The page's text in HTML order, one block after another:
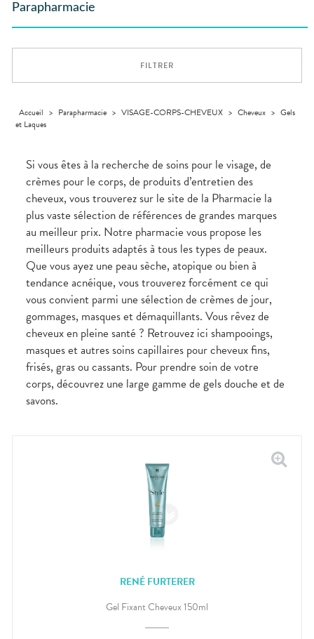
pharmacie
Aliments
Compléments
Etendre
CORPS-
Solaire
UTILES
PHARMACIES
DISPOSITIFS
APPLICATION
SCAN
D’ORDONNANCE
Parapharmacie
FILTRER
Accueil > Parapharmacie > VISAGE-CORPS-CHEVEUX > Cheveux > Gels
et Laques
Si vous êtes à la recherche de soins pour le visage, de
crèmes pour le corps, de produits d’entretien des
cheveux, vous trouverez sur le site de la Pharmacie la
plus vaste sélection de références de grandes marques
au meilleur prix. Notre pharmacie vous propose les
meilleurs produits adaptés à tous les types de peaux.
Que vous ayez une peau sèche, atopique ou bien à
tendance acnéique, vous trouverez forcément ce qui
vous convient parmi une sélection de crèmes de jour,
gommages, masques et démaquillants. Vous rêvez de
cheveux en pleine santé ? Retrouvez ici shampooings,
masques et autres soins capillaires pour cheveux fins,
frisés, gras ou cassants. Pour prendre soin de votre
corps, découvrez une large gamme de gels douche et de
savons.
RENÉ FURTERER
Gel Fixant Cheveux 150ml